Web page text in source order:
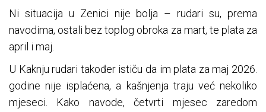
Ni situacija u Zenici nije bolja – rudari su, prema
navodima, ostali bez toplog obroka za mart, te plata za
april i maj.
U Kaknju rudari također ističu da im plata za maj 2026.
godine nije isplaćena, a kašnjenja traju već nekoliko
mjeseci. Kako navode, četvrti mjesec zaredom